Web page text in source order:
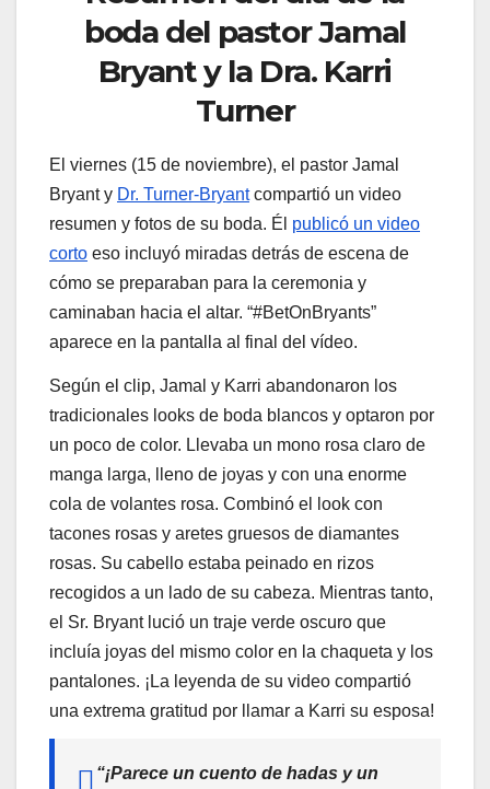
boda del pastor Jamal
Bryant y la Dra. Karri
Turner
El viernes (15 de noviembre), el pastor Jamal
Bryant y Dr. Turner-Bryantcompartió un video
resumen y fotos de su boda. Él publicó un video
corto eso incluyó miradas detrás de escena de
cómo se preparaban para la ceremonia y
caminaban hacia el altar. “#BetOnBryants”
aparece en la pantalla al final del vídeo.
Según el clip, Jamal y Karri abandonaron los
tradicionales looks de boda blancos y optaron por
un poco de color. Llevaba un mono rosa claro de
manga larga, lleno de joyas y con una enorme
cola de volantes rosa. Combinó el look con
tacones rosas y aretes gruesos de diamantes
rosas. Su cabello estaba peinado en rizos
recogidos a un lado de su cabeza. Mientras tanto,
el Sr. Bryant lució un traje verde oscuro que
incluía joyas del mismo color en la chaqueta y los
pantalones. ¡La leyenda de su video compartió
una extrema gratitud por llamar a Karri su esposa!
“¡Parece un cuento de hadas y un